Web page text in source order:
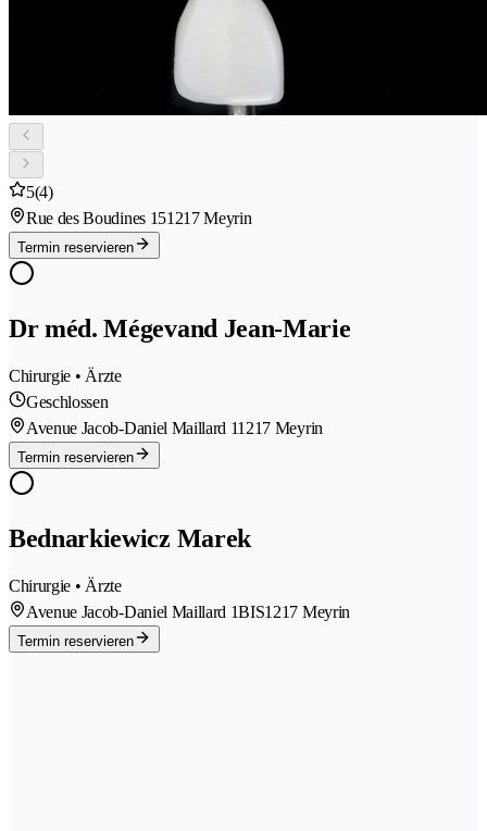
5(4)
Rue des Boudines 151217 Meyrin
Termin reservieren
Dr méd. Mégevand Jean-Marie
Chirurgie • Ärzte
Geschlossen
Avenue Jacob-Daniel Maillard 11217 Meyrin
Termin reservieren
Bednarkiewicz Marek
Chirurgie • Ärzte
Avenue Jacob-Daniel Maillard 1BIS1217 Meyrin
Termin reservieren